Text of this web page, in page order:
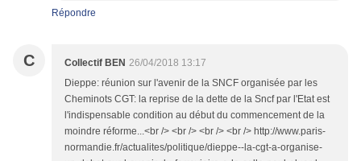
Répondre
C Collectif BEN 26/04/2018 13:17
Dieppe: réunion sur l'avenir de la SNCF organisée par les
Cheminots CGT: la reprise de la dette de la Sncf par l'Etat est
l'indispensable condition au début du commencement de la
moindre réforme...<br /> <br /> <br /> <br /> http://www.paris-
normandie.fr/actualites/politique/dieppe--la-cgt-a-organise-